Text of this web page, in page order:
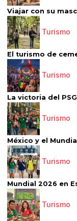
Viajar con su
Turismo
El turismo de
Turismo
La victoria del
Turismo
México y el
Turismo
Mundial 2026 en
Turismo